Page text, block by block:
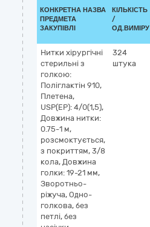
КОНКРЕТНА НАЗВА
ПРЕДМЕТА
ЗАКУПІВЛІ
КІЛЬКІСТЬ
/
ОД.ВИМІРУ
Нитки хірургічні
стерильні з
голкою:
Поліглактін 910,
Плетена,
USP(EP): 4/0(1,5),
Довжина нитки:
0.75-1 м,
розсмоктується,
з покриттям, 3/8
кола, Довжина
голки: 19-21 мм,
Зворотньо-
ріжуча, Одно-
голкова, без
петлі, без
324
штука